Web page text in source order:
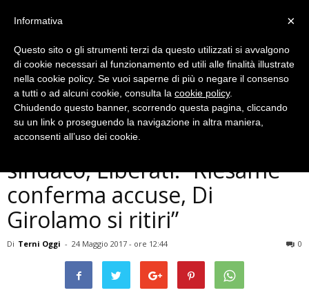
Politica
Terni, revocati domiciliari al
sindaco, Liberati: “Riesame
conferma accuse, Di
Girolamo si ritiri”
Di Terni Oggi - 24 Maggio 2017 - ore 12:44 0
×
Informativa
Questo sito o gli strumenti terzi da questo utilizzati si avvalgono
di cookie necessari al funzionamento ed utili alle finalità illustrate
nella cookie policy. Se vuoi saperne di più o negare il consenso
a tutti o ad alcuni cookie, consulta la cookie policy.
Chiudendo questo banner, scorrendo questa pagina, cliccando
su un link o proseguendo la navigazione in altra maniera,
acconsenti all’uso dei cookie.